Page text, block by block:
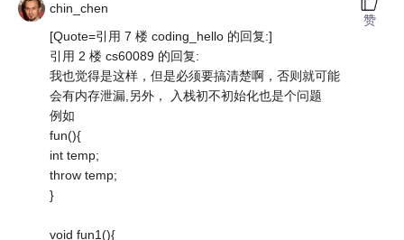
chin_chen
[Quote=引用 7 楼 coding_hello 的回复:]
引用 2 楼 cs60089 的回复:
我也觉得是这样，但是必须要搞清楚啊，否则就可能
会有内存泄漏,另外， 入栈初不初始化也是个问题
例如
fun(){
int temp;
throw temp;
}
void fun1(){
赞